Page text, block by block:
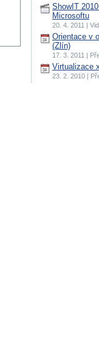
ShowIT
Microsoftu
20. 4. 2011 |
Orientace v
(Zlín)
17. 3. 2011 |
Virtualizace
23. 2. 2010 |